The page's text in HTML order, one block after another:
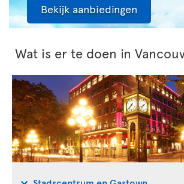
Bekijk aanbiedingen
Wat is er te doen in